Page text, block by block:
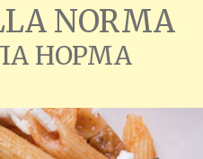
NORMA
НОРМА